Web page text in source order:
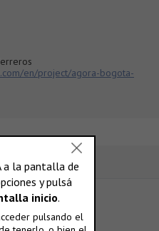
en/project/agora-bogota-
con